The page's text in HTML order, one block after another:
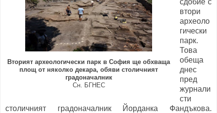
Вторият археологически парк в София ще обхваща
площ от няколко декара, обяви столичният
градоначалник
Сн. БГНЕС
втори
археоло
гически
парк.
Това
обеща
днес
пред
журнали
сти
столичният градоначалник Йорданка Фандъкова.